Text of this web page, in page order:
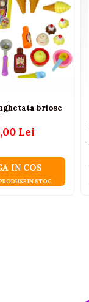
briose
Lei
IN COS
IN STOC